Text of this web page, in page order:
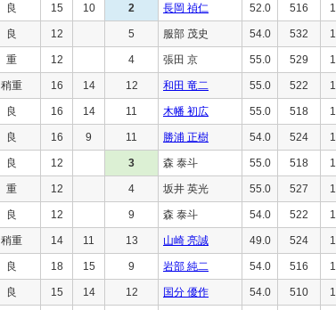
良 15 10 2 長岡 禎仁 52.0 516
良 12 5 服部 茂史 54.0 532
重 12 4 張田 京 55.0 529
稍重 16 14 12 和田 竜二 55.0 522
良 16 14 11 木幡 初広 55.0 518
良 16 9 11 勝浦 正樹 54.0 524
良 12 3 森 泰斗 55.0 518
重 12 4 坂井 英光 55.0 527
良 12 9 森 泰斗 54.0 522
稍重 14 11 13 山崎 亮誠 49.0 524
良 18 15 9 岩部 純二 54.0 516
良 15 14 12 国分 優作 54.0 510